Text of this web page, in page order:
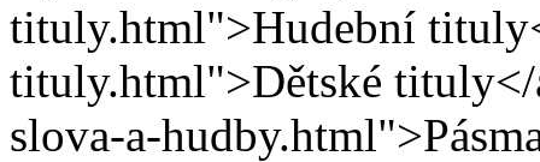
tituly.html">Hudební
tituly.html">Dětské
slova-a-